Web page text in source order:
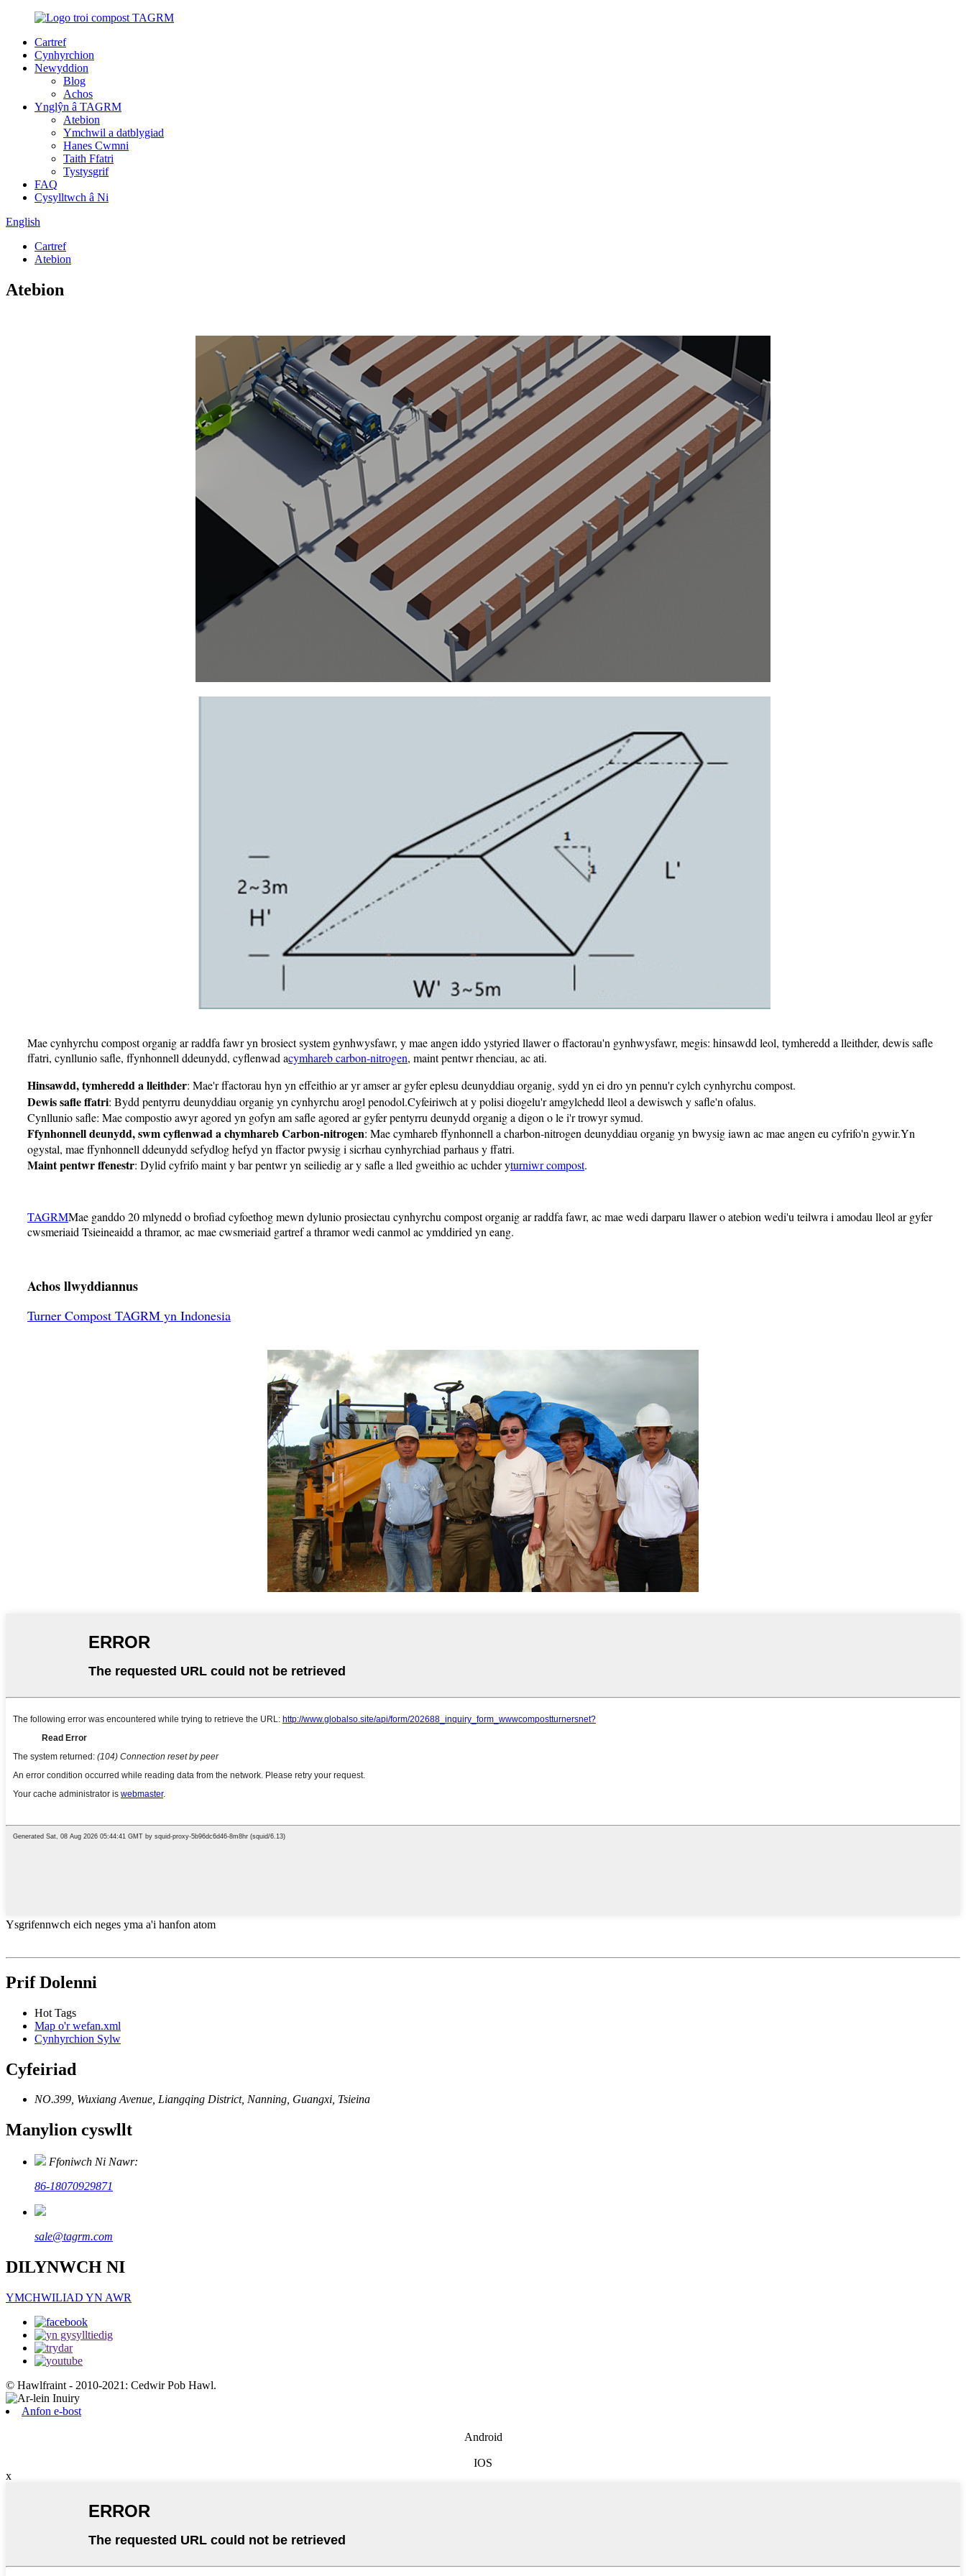
Cartref
Cynhyrchion
Newyddion
Blog
Achos
Ynglŷn â TAGRM
Atebion
Ymchwil a datblygiad
Hanes Cwmni
Taith Ffatri
Tystysgrif
FAQ
Cysylltwch â Ni
English
Cartref
Atebion
Atebion
Mae cynhyrchu compost organig ar raddfa fawr yn brosiect system gynhwysfawr, y mae angen iddo ystyried llawer o ffactorau'n gynhwysfawr, megis: hinsawdd leol, tymheredd a lleithder, dewis safle
ffatri, cynllunio safle, ffynhonnell ddeunydd, cyflenwad acymhareb carbon-nitrogen, maint pentwr rhenciau, ac ati.
Hinsawdd, tymheredd a lleithder: Mae'r ffactorau hyn yn effeithio ar yr amser ar gyfer eplesu deunyddiau organig, sydd yn ei dro yn pennu'r cylch cynhyrchu compost.
Dewis safle ffatri: Bydd pentyrru deunyddiau organig yn cynhyrchu arogl penodol.Cyfeiriwch at y polisi diogelu'r amgylchedd lleol a dewiswch y safle'n ofalus.
Cynllunio safle: Mae compostio awyr agored yn gofyn am safle agored ar gyfer pentyrru deunydd organig a digon o le i'r trowyr symud.
Ffynhonnell deunydd, swm cyflenwad a chymhareb Carbon-nitrogen: Mae cymhareb ffynhonnell a charbon-nitrogen deunyddiau organig yn bwysig iawn ac mae angen eu cyfrifo'n gywir.Yn
ogystal, mae ffynhonnell ddeunydd sefydlog hefyd yn ffactor pwysig i sicrhau cynhyrchiad parhaus y ffatri.
Maint pentwr ffenestr: Dylid cyfrifo maint y bar pentwr yn seiliedig ar y safle a lled gweithio ac uchder yturniwr compost.
TAGRMMae ganddo 20 mlynedd o brofiad cyfoethog mewn dylunio prosiectau cynhyrchu compost organig ar raddfa fawr, ac mae wedi darparu llawer o atebion wedi'u teilwra i amodau lleol ar gyfer
cwsmeriaid Tsieineaidd a thramor, ac mae cwsmeriaid gartref a thramor wedi canmol ac ymddiried yn eang.
Achos llwyddiannus
Turner Compost TAGRM yn Indonesia
Ysgrifennwch eich neges yma a'i hanfon atom
Prif Dolenni
Hot Tags
Map o'r wefan.xml
Cynhyrchion Sylw
Cyfeiriad
NO.399, Wuxiang Avenue, Liangqing District, Nanning, Guangxi, Tsieina
Manylion cyswllt
Ffoniwch Ni Nawr:
86-18070929871
sale@tagrm.com
DILYNWCH NI
YMCHWILIAD YN AWR
© Hawlfraint - 2010-2021: Cedwir Pob Hawl.
Anfon e-bost
Android
IOS
x